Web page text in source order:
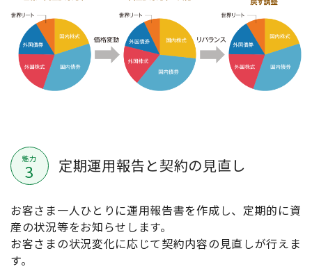
魅力
3 定期運用報告と契約の見直し
お客さま一人ひとりに運用報告書を作成し、定期的に資
産の状況等をお知らせします。
お客さまの状況変化に応じて契約内容の見直しが行えま
す。